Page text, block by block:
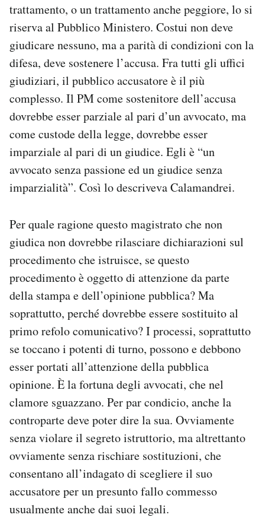
trattamento, o un trattamento anche peggiore, lo si
riserva al Pubblico Ministero. Costui non deve
giudicare nessuno, ma a parità di condizioni con la
difesa, deve sostenere l’accusa. Fra tutti gli uffici
giudiziari, il pubblico accusatore è il più
complesso. Il PM come sostenitore dell’accusa
dovrebbe esser parziale al pari d’un avvocato, ma
come custode della legge, dovrebbe esser
imparziale al pari di un giudice. Egli è “un
avvocato senza passione ed un giudice senza
imparzialità”. Così lo descriveva Calamandrei.
Per quale ragione questo magistrato che non
giudica non dovrebbe rilasciare dichiarazioni sul
procedimento che istruisce, se questo
procedimento è oggetto di attenzione da parte
della stampa e dell’opinione pubblica? Ma
soprattutto, perché dovrebbe essere sostituito al
primo refolo comunicativo? I processi, soprattutto
se toccano i potenti di turno, possono e debbono
esser portati all’attenzione della pubblica
opinione. È la fortuna degli avvocati, che nel
clamore sguazzano. Per par condicio, anche la
controparte deve poter dire la sua. Ovviamente
senza violare il segreto istruttorio, ma altrettanto
ovviamente senza rischiare sostituzioni, che
consentano all’indagato di scegliere il suo
accusatore per un presunto fallo commesso
usualmente anche dai suoi legali.